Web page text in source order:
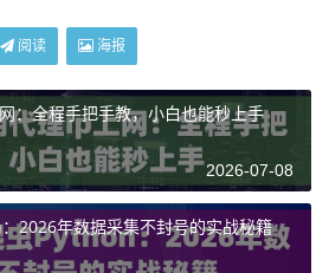
阅读 海报
：全程手把手教，小白也能秒上手
2026-07-08
2026年数据采集不封号的实战秘籍